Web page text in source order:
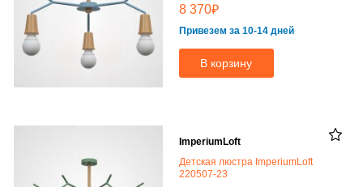
8 370₽
Привезем за 10-14 дней
В корзину
ImperiumLoft
Детская люстра ImperiumLoft
220507-23